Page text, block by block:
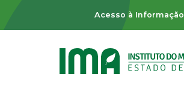
Acesso à Informação